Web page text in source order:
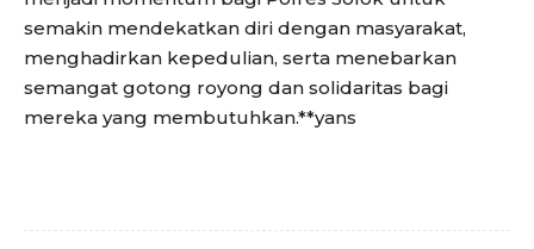
semakin mendekatkan diri dengan masyarakat,
menghadirkan kepedulian, serta menebarkan
semangat gotong royong dan solidaritas bagi
mereka yang membutuhkan.**yans